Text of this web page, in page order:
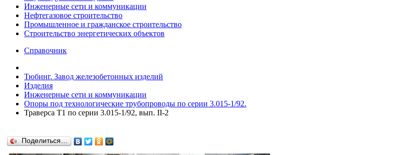
Инженерные сети и коммуникации
Нефтегазовое строительство
Промышленное и гражданское строительство
Строительство энергетических объектов
Справочник
Тюбинг. Завод железобетонных изделий
Изделия
Инженерные сети и коммуникации
Опоры под технологические трубопроводы по серии 3.015-1/92.
Траверса Т1 по серии 3.015-1/92, вып. II-2
Поделиться…